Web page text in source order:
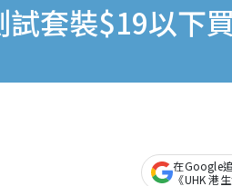
試套裝$19以
在Google
《UHK 港生